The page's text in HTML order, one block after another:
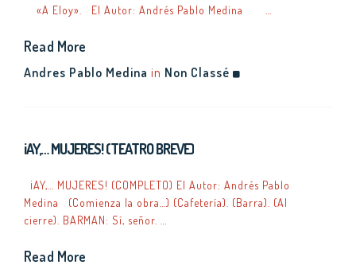
«A Eloy». El Autor: Andrés Pablo Medina …
Read More
Andres Pablo Medina in Non Classé
¡AY,… MUJERES! (TEATRO BREVE)
¡AY,… MUJERES! (COMPLETO) El Autor: Andrés Pablo
Medina (Comienza la obra…) (Cafetería). (Barra). (Al
cierre). BARMAN: Sí, señor. …
Read More